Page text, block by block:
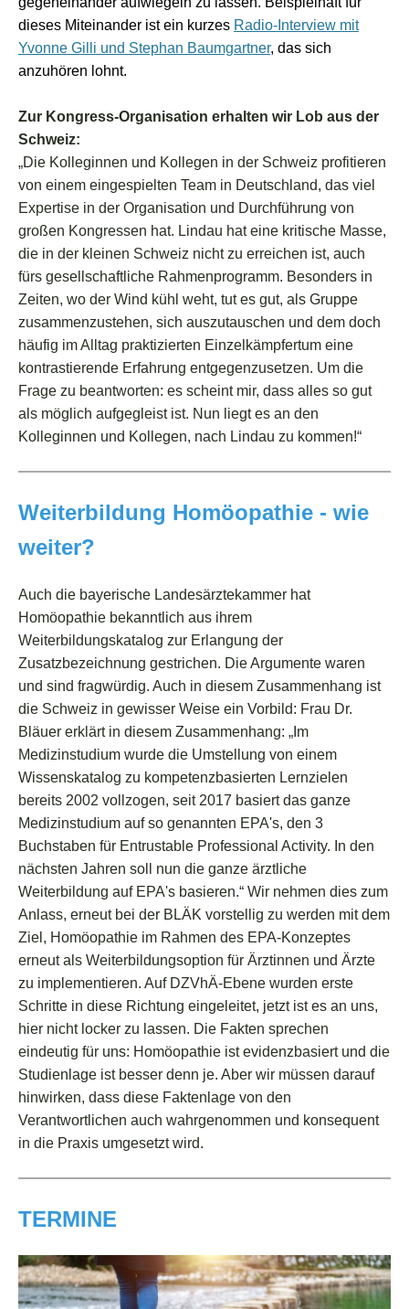
dieses Miteinander ist ein kurzes Radio-Interview mit
Yvonne Gilli und Stephan Baumgartner, das sich
anzuhören lohnt.
Zur Kongress-Organisation erhalten wir Lob aus der
Schweiz:
„Die Kolleginnen und Kollegen in der Schweiz profitieren
von einem eingespielten Team in Deutschland, das viel
Expertise in der Organisation und Durchführung von
großen Kongressen hat. Lindau hat eine kritische Masse,
die in der kleinen Schweiz nicht zu erreichen ist, auch
fürs gesellschaftliche Rahmenprogramm. Besonders in
Zeiten, wo der Wind kühl weht, tut es gut, als Gruppe
zusammenzustehen, sich auszutauschen und dem doch
häufig im Alltag praktizierten Einzelkämpfertum eine
kontrastierende Erfahrung entgegenzusetzen. Um die
Frage zu beantworten: es scheint mir, dass alles so gut
als möglich aufgegleist ist. Nun liegt es an den
Kolleginnen und Kollegen, nach Lindau zu kommen!“
Weiterbildung Homöopathie - wie
weiter?
Auch die bayerische Landesärztekammer hat
Homöopathie bekanntlich aus ihrem
Weiterbildungskatalog zur Erlangung der
Zusatzbezeichnung gestrichen. Die Argumente waren
und sind fragwürdig. Auch in diesem Zusammenhang ist
die Schweiz in gewisser Weise ein Vorbild: Frau Dr.
Bläuer erklärt in diesem Zusammenhang: „Im
Medizinstudium wurde die Umstellung von einem
Wissenskatalog zu kompetenzbasierten Lernzielen
bereits 2002 vollzogen, seit 2017 basiert das ganze
Medizinstudium auf so genannten EPA's, den 3
Buchstaben für Entrustable Professional Activity. In den
nächsten Jahren soll nun die ganze ärztliche
Weiterbildung auf EPA's basieren.“ Wir nehmen dies zum
Anlass, erneut bei der BLÄK vorstellig zu werden mit dem
Ziel, Homöopathie im Rahmen des EPA-Konzeptes
erneut als Weiterbildungsoption für Ärztinnen und Ärzte
zu implementieren. Auf DZVhÄ-Ebene wurden erste
Schritte in diese Richtung eingeleitet, jetzt ist es an uns,
hier nicht locker zu lassen. Die Fakten sprechen
eindeutig für uns: Homöopathie ist evidenzbasiert und die
Studienlage ist besser denn je. Aber wir müssen darauf
hinwirken, dass diese Faktenlage von den
Verantwortlichen auch wahrgenommen und konsequent
in die Praxis umgesetzt wird.
TERMINE